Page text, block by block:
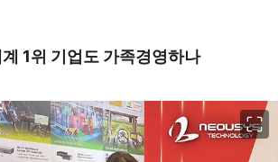
1위 기업도 가족경영하나